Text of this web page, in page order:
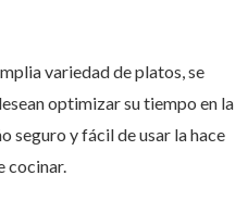
variedad de platos, se
optimizar su tiempo en la
seguro y fácil de usar la hace
cocinar.